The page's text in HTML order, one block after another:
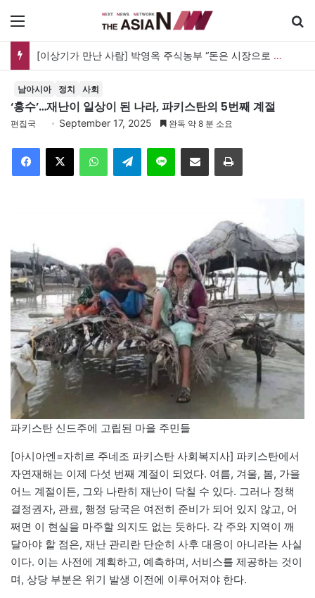
메뉴
[이상기가 만난 사람] 박영옥 주식농부 “돈은 시장으로 갔지만, 투자는 사라지고 거래만 남았다”
남아시아 정치 사회
‘홍수’…재난이 일상이 된 나라, 파키스탄의 5번째 계절
편집국 September 17, 2025 완독 약 8 분 소요
Facebook
X WhatsAppTelegramLine 이메일 인쇄
파키스탄 신드주에 고립된 마을 주민들
[아시아엔=자히르 주네조 파키스탄 사회복지사] 파키스탄에서
자연재해는 이제 다섯 번째 계절이 되었다. 여름, 겨울, 봄, 가을
어느 계절이든, 그와 나란히 재난이 닥칠 수 있다. 그러나 정책
결정권자, 관료, 행정 당국은 여전히 준비가 되어 있지 않고, 어
쩌면 이 현실을 마주할 의지도 없는 듯하다. 각 주와 지역이 깨
달아야 할 점은, 재난 관리란 단순히 사후 대응이 아니라는 사실
이다. 이는 사전에 계획하고, 예측하며, 서비스를 제공하는 것이
며, 상당 부분은 위기 발생 이전에 이루어져야 한다.